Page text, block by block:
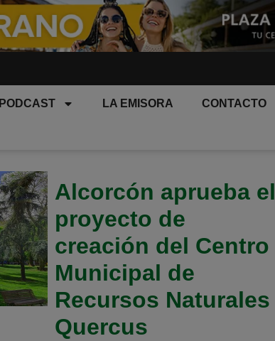
PODCAST LA EMISORA CONTACTO
Alcorcón aprueba el
proyecto de
creación del Centro
Municipal de
Recursos Naturales
Quercus